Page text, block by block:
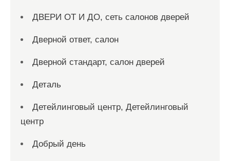
ДВЕРИ ОТ И ДО, сеть салонов дверей
Дверной ответ, салон
Дверной стандарт, салон дверей
Деталь
Детейлинговый центр, Детейлинговый
центр
Добрый день